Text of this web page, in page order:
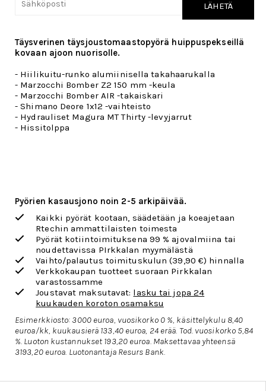
LÄHETÄ
Täysverinen täysjoustomaastopyörä huippuspekseillä
kovaan ajoon nuorisolle.
- Hiilikuitu-runko alumiinisella takahaarukalla
- Marzocchi Bomber Z2 150 mm -keula
- Marzocchi Bomber AIR -takaiskari
- Shimano Deore 1x12 -vaihteisto
- Hydrauliset Magura MT Thirty -levyjarrut
- Hissitolppa
Pyörien kasausjono noin 2-5 arkipäivää.
Kaikki pyörät kootaan, säädetään ja koeajetaan
Rtechin ammattilaisten toimesta
Pyörät kotiintoimituksena 99 % ajovalmiina tai
noudettavissa PIrkkalan myymälästä
Vaihto/palautus toimituskulun(39,90 €) hinnalla
Verkkokaupan tuotteet suoraan Pirkkalan
varastossamme
Joustavat maksutavat: lasku tai jopa 24
kuukauden koroton osamaksu
Esimerkkiosto: 3000 euroa, vuosikorko 0 %, käsittelykulu 8,40
euroa/kk, kuukausierä 133,40 euroa, 24 erää. Tod. vuosikorko 5,84
%. Luoton kustannukset 193,20 euroa. Maksettavaa yhteensä
3193,20 euroa. Luotonantaja Resurs Bank.